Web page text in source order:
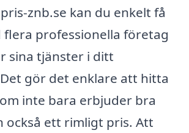
znb.se kan du enkelt få
professionella företag
sina tjänster i ditt
gör det enklare att hitta
inte bara erbjuder bra
också ett rimligt pris. Att